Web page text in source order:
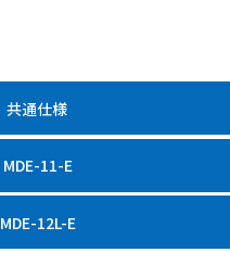
共通仕様
MDE-11-E
MDE-12L-E